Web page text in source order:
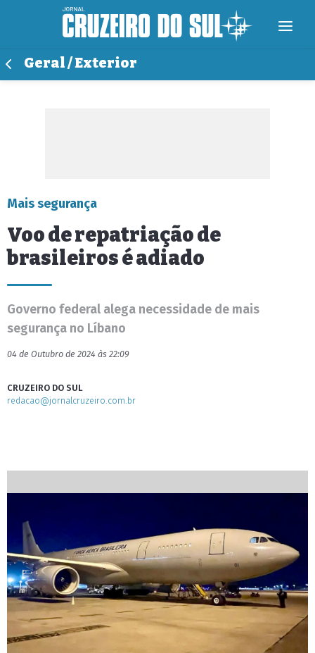
Geral / Exterior
Mais segurança
Voo de repatriação de
brasileiros é adiado
Governo federal alega necessidade de mais
segurança no Líbano
04 de Outubro de 2024 às 22:09
CRUZEIRO DO SUL
redacao@jornalcruzeiro.com.br